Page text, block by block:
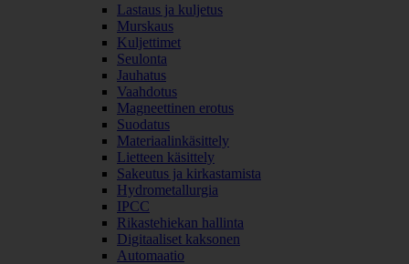
Lastaus ja kuljetus
Murskaus
Kuljettimet
Seulonta
Jauhatus
Vaahdotus
Magneettinen erotus
Suodatus
Materiaalinkäsittely
Lietteen käsittely
Sakeutus ja kirkastamista
Hydrometallurgia
IPCC
Rikastehiekan hallinta
Digitaaliset kaksonen
Automaatio